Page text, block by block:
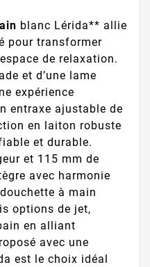
blanc Lérida** allie
pour transformer
de relaxation.
et d’une lame
expérience
entraxe ajustable de
en laiton robuste
et durable.
et 115 mm de
avec harmonie
à main
options de jet,
en alliant
avec une
est le choix idéal